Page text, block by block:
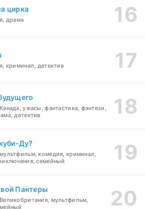
цирка
драма
криминал, детектив
ужасы, фантастика, фэнтези,
детектив
Ду?
комедия, криминал,
семейный
Пантеры
мультфильм,